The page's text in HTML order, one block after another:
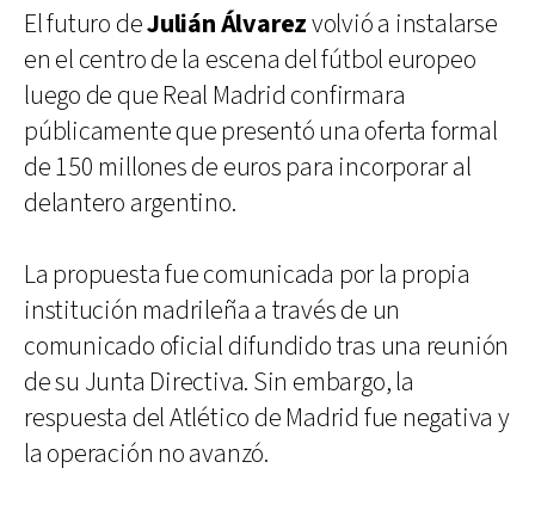
El futuro deJulián Álvarezvolvió a instalarse
en el centro de la escena del fútbol europeo
luego de que Real Madrid confirmara
públicamente que presentó una oferta formal
de 150 millones de euros para incorporar al
delantero argentino.
La propuesta fue comunicada por la propia
institución madrileña a través de un
comunicado oficial difundido tras una reunión
de su Junta Directiva. Sin embargo, la
respuesta del Atlético de Madrid fue negativa y
la operación no avanzó.